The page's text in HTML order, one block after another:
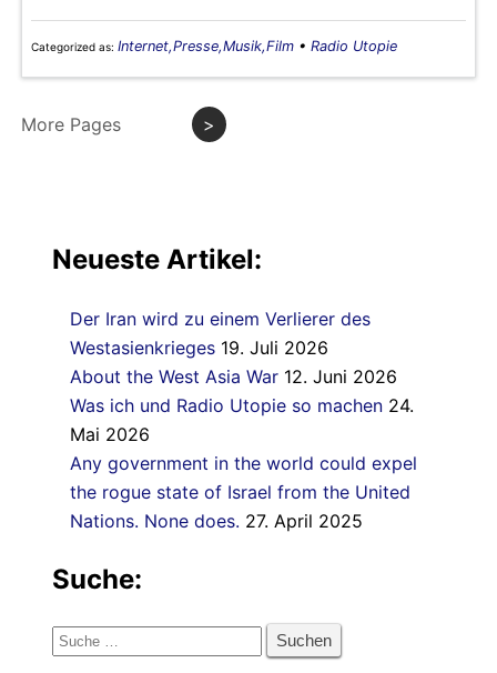
Categorized as: Internet,Presse,Musik,Film • Radio Utopie
More Pages >
Neueste Artikel:
Der Iran wird zu einem Verlierer des
Westasienkrieges 19. Juli 2026
About the West Asia War 12. Juni 2026
Was ich und Radio Utopie so machen 24.
Mai 2026
Any government in the world could expel
the rogue state of Israel from the United
Nations. None does. 27. April 2025
Suche:
Suche